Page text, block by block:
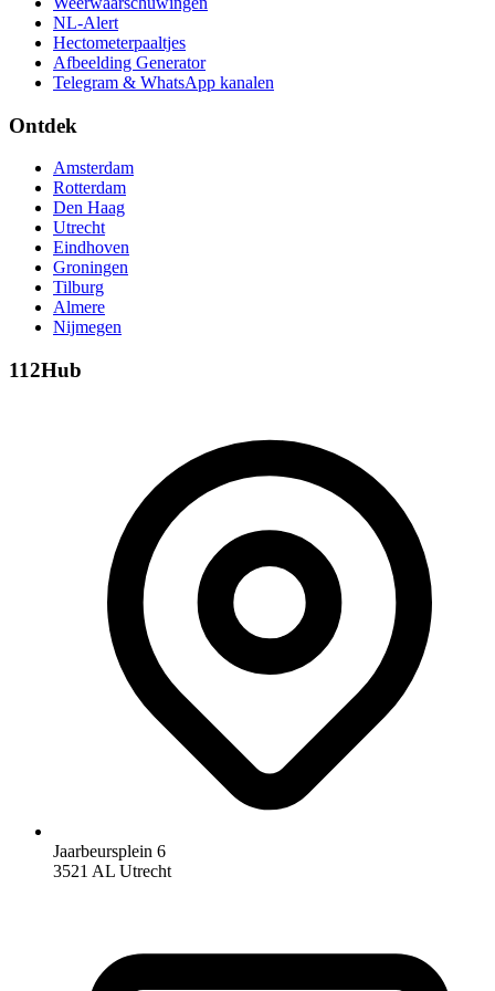
NL-Alert
Hectometerpaaltjes
Afbeelding Generator
Telegram & WhatsApp kanalen
Ontdek
Amsterdam
Rotterdam
Den Haag
Utrecht
Eindhoven
Groningen
Tilburg
Almere
Nijmegen
112Hub
Jaarbeursplein 6
3521 AL Utrecht